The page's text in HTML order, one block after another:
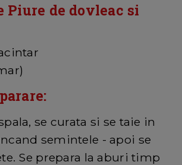
Piure de dovleac si
se curata si se taie in
semintele - apoi se
Se prepara la aburi timp